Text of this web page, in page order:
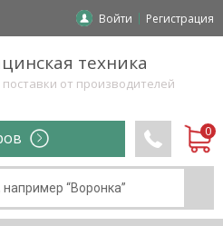
Войти Регистрация
техника
от производителей